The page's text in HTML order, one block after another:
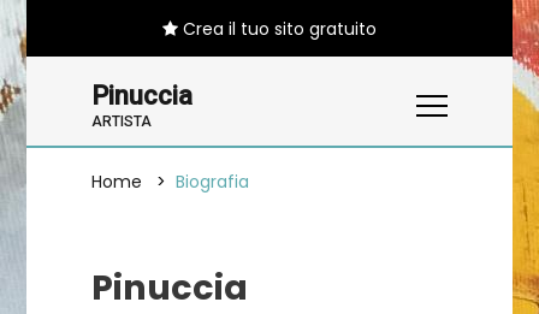
Crea il tuo sito gratuito
Pinuccia
ARTISTA
Home Biografia
Pinuccia